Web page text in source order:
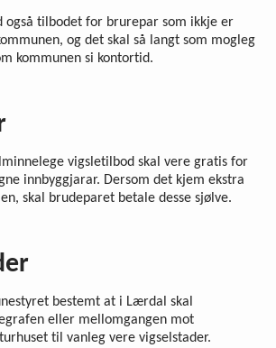
også tilbodet for brurepar som ikkje er
og det skal så langt som mogleg
kommunen si kontortid.
vigsletilbod skal vere gratis for
innbyggjarar. Dersom det kjem ekstra
skal brudeparet betale desse sjølve.
bestemt at i Lærdal skal
eller mellomgangen mot
til vanleg vere vigselstader.